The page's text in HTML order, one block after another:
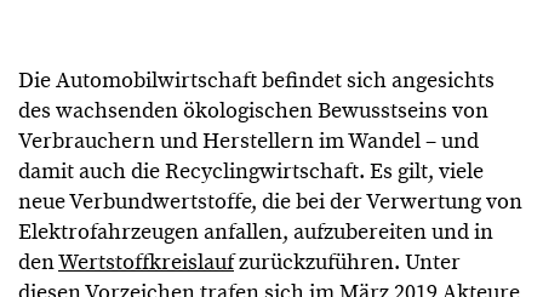
Die Automobilwirtschaft befindet sich angesichts
des wachsenden ökologischen Bewusstseins von
Verbrauchern und Herstellern im Wandel – und
damit auch die Recyclingwirtschaft. Es gilt, viele
neue Verbundwertstoffe, die bei der Verwertung von
Elektrofahrzeugen anfallen, aufzubereiten und in
denWertstoffkreislaufzurückzuführen. Unter